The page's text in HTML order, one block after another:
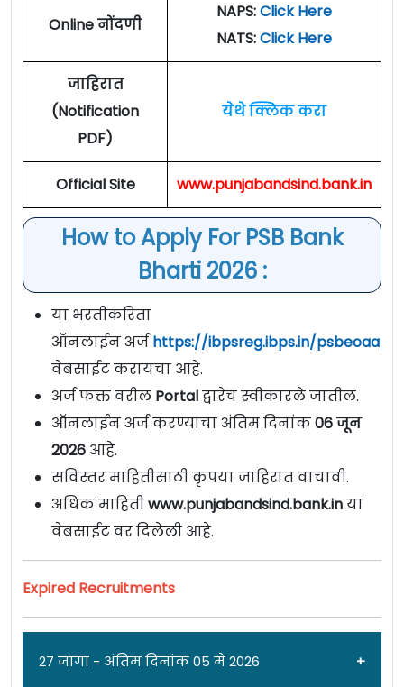
Online नोंदणी
NAPS:Click Here
NATS:Click Here
जाहिरात
(Notification
PDF)
येथे क्लिक करा
Official Site www.punjabandsind.bank.in
How to Apply For PSB Bank
Bharti 2026 :
या भरतीकरिता
ऑनलाईन अर्जhttps://ibpsreg.ibps.in/
वेबसाईट करायचा आहे.
अर्ज फक्त वरील Portalद्वारेच स्वीकारले जातील.
ऑनलाईन अर्ज करण्याचा अंतिम दिनांक06 जून
2026 आहे.
सविस्तर माहितीसाठी कृपया जाहिरात वाचावी.
अधिक माहितीwww.punjabandsind.bank.inया
वेबसाईट वर दिलेली आहे.
Expired Recruitments
27 जागा - अंतिम दिनांक 05 मे 2026